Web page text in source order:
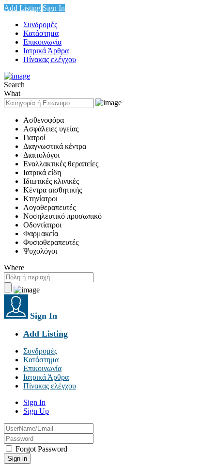
Add Listing Sign In
Συνδρομές
Κατάστημα
Επικοινωνία
Ιατρικά Άρθρα
Πίνακας ελέγχου
Search
What
Ασθενοφόρα
Ασφάλειες υγείας
Γιατροί
Διαγνωστικά κέντρα
Διαιτολόγοι
Εναλλακτικές θεραπείες
Ιατρικά είδη
Ιδιωτικές κλινικές
Κέντρα αισθητικής
Κτηνίατροι
Λογοθεραπευτές
Νοσηλευτικό προσωπικό
Οδοντίατροι
Φαρμακεία
Φυσιοθεραπευτές
Ψυχολόγοι
Where
Sign In
Add Listing
Συνδρομές
Κατάστημα
Επικοινωνία
Ιατρικά Άρθρα
Πίνακας ελέγχου
Sign In
Sign Up
Forgot Password